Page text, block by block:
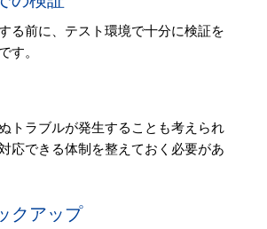
る前に、テスト環境で十分に検証を
す。
トラブルが発生することも考えられ
応できる体制を整えておく必要があ
クアップ